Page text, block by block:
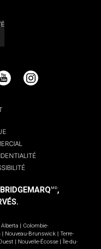
Instagram
MD,
Alberta
Colombie-
Nouveau-Brunswick
Terre-
Nouvelle-Écosse
Île-du-